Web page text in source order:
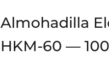
Almohadilla
HKM-60 —